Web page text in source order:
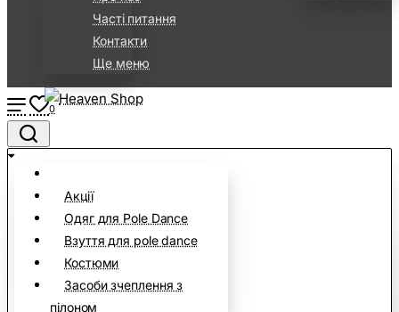
Часті питання
Контакти
Ще меню
0
Акції
Одяг для Pole Dance
Взуття для pole dance
Костюми
Засоби зчеплення з
пілоном